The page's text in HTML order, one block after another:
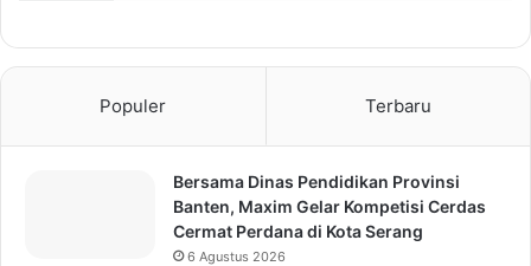
Populer Terbaru
Bersama Dinas Pendidikan Provinsi
Banten, Maxim Gelar Kompetisi Cerdas
Cermat Perdana di Kota Serang
6 Agustus 2026